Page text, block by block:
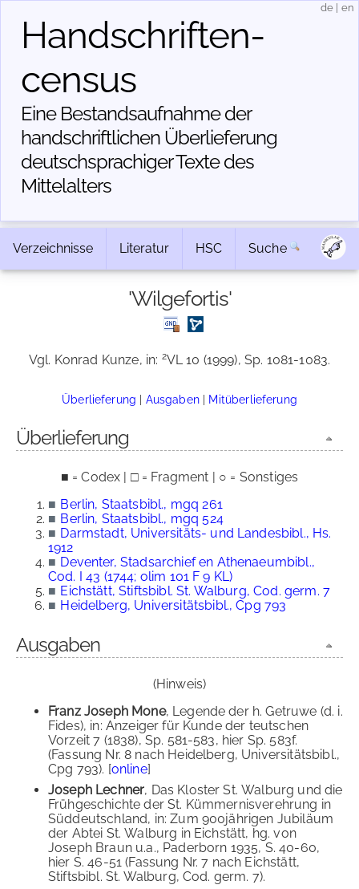
Handschriften­
census
Eine Bestandsaufnahme der
handschriftlichen Über­lieferung
deutschsprachiger Texte des
Mittelalters
de en
Verzeichnisse Literatur HSC Suche
'Wilgefortis'
Vgl. Konrad Kunze, in: 2VL 10 (1999), Sp. 1081-1083.
Überlieferung | Ausgaben| Mitüberlieferung
Überlieferung
■ = Codex | □ = Fragment | ○ = Sonstiges
■ Berlin, Staatsbibl., mgq 261
■ Berlin, Staatsbibl., mgq 524
■ Darmstadt, Universitäts- und Landesbibl., Hs.
1912
■ Deventer, Stadsarchief en Athenaeumbibl.,
Cod. I 43 (1744; olim 101 F 9 KL)
■ Eichstätt, Stiftsbibl. St. Walburg, Cod. germ. 7
■ Heidelberg, Universitätsbibl., Cpg 793
Ausgaben
(Hinweis)
Franz Joseph Mone, Legende der h. Getruwe (d. i.
Fides), in: Anzeiger für Kunde der teutschen
Vorzeit 7 (1838), Sp. 581-583, hier Sp. 583f.
(Fassung Nr. 8 nach Heidelberg, Universitätsbibl.,
Cpg 793). [online]
Joseph Lechner, Das Kloster St. Walburg und die
Frühgeschichte der St. Kümmernisverehrung in
Süddeutschland, in: Zum 900jährigen Jubiläum
der Abtei St. Walburg in Eichstätt, hg. von
Joseph Braun u.a., Paderborn 1935, S. 40-60,
hier S. 46-51 (Fassung Nr. 7 nach Eichstätt,
Stiftsbibl. St. Walburg, Cod. germ. 7).